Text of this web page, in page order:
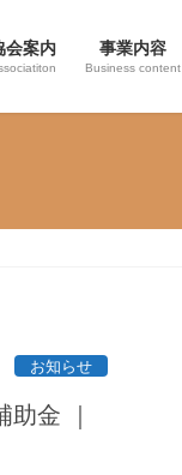
会案内 事業内容
Business content
お知らせ
金 ｜